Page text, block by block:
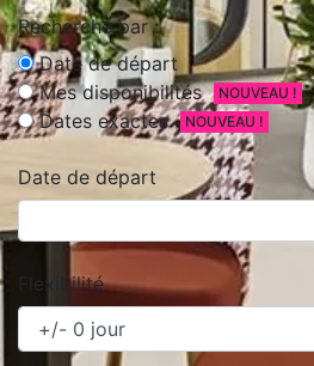
Recherche par :
Date de départ
Mes disponibilités
NOUVEAU !
Dates exactes NOUVEAU !
Date de départ
Flexibilité